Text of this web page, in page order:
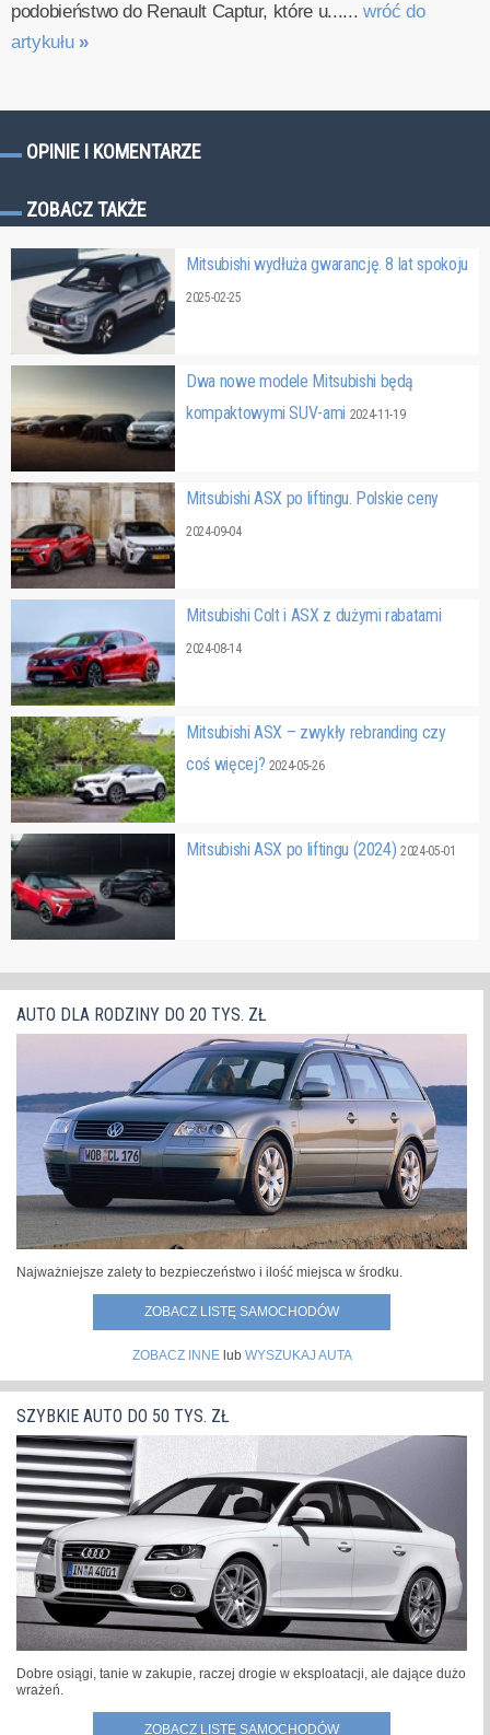
podobieństwo do Renault Captur, które u...... wróć do
artykułu »
OPINIE I KOMENTARZE
ZOBACZ TAKŻE
Mitsubishi wydłuża gwarancję. 8 lat spokoju
2025-02-25
Dwa nowe modele Mitsubishi będą
kompaktowymi SUV-ami 2024-11-19
Mitsubishi ASX po liftingu. Polskie ceny
2024-09-04
Mitsubishi Colt i ASX z dużymi rabatami
2024-08-14
Mitsubishi ASX – zwykły rebranding czy
coś więcej? 2024-05-26
Mitsubishi ASX po liftingu (2024)2024-05-01
AUTO DLA RODZINY DO 20 TYS. ZŁ
Najważniejsze zalety to bezpieczeństwo i ilość miejsca w środku.
ZOBACZ LISTĘ SAMOCHODÓW
ZOBACZ INNElub WYSZUKAJ AUTA
SZYBKIE AUTO DO 50 TYS. ZŁ
Dobre osiągi, tanie w zakupie, raczej drogie w eksploatacji, ale dające dużo
wrażeń.
ZOBACZ LISTĘ SAMOCHODÓW